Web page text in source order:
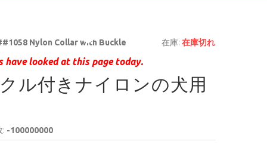
Nylon Collar with Buckle 在庫: 在庫切れ
have looked at this page today.
ル付きナイロンの犬用
: -100000000